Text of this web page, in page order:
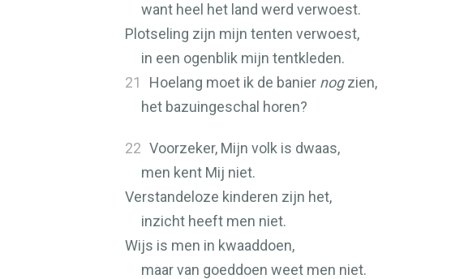
want heel het land werd verwoest.
Plotseling zijn mijn tenten verwoest,
in een ogenblik mijn tentkleden.
21
Hoelang moet ik de banier nogzien,
het bazuingeschal horen?
22 Voorzeker, Mijn volk is dwaas,
men kent Mij niet.
Verstandeloze kinderen zijn het,
inzicht heeft men niet.
Wijs is men in kwaaddoen,
maar van goeddoen weet men niet.